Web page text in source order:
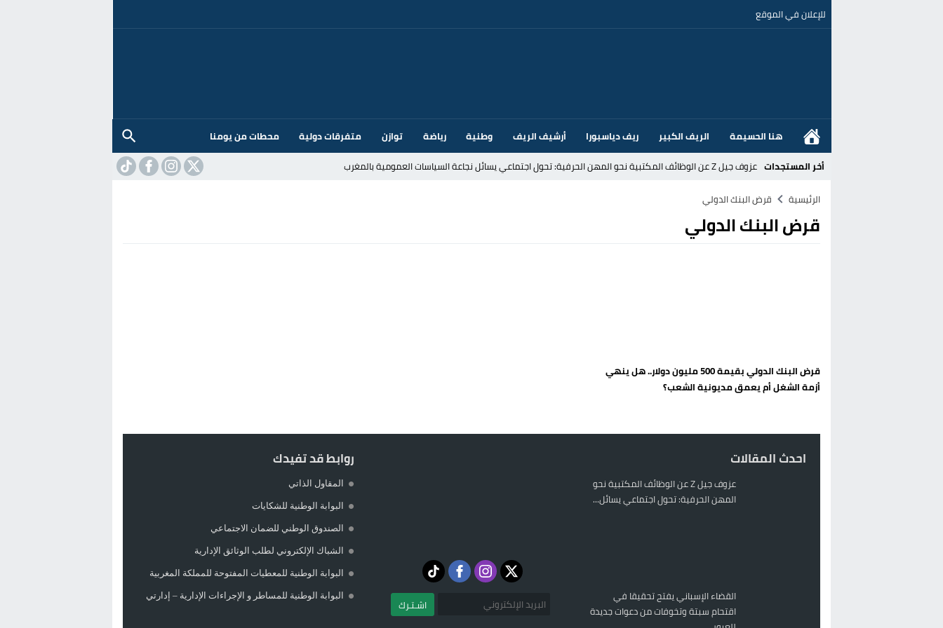
للإعلان في الموقع
هنا الحسيمة الريف الكبير ريف دياسبورا أرشيف الريف وطنية رياضة توازن متفرقات دولية
محطات من يومنا
أخر المستجدات عزوف جيل Z عن الوظائف المكتبية نحو المهن الحرفية: تحول اجتماعي يسائل نجاعة السياسات العمومية بالمغرب
القضاء الإسباني يفتح تحقيقا في اقتحام سبتة وتخوفات من دعوات جديدة للعبور
هل قطع أخنوش عطلته بأمر من الملك أم تحت ضغط إسباني؟ عودة مايوركا تفتح أسئلة ثقيلة
حريق بالمركب التجاري بالناظور يثير حالة استنفار أمني والوقاية المدنية تتدخل
الرئيسية قرض البنك الدولي
قرض البنك الدولي
قرض البنك الدولي بقيمة 500 مليون دولار.. هل ينهي
أزمة الشغل أم يعمق مديونية الشعب؟
احدث المقالات
عزوف جيل Z عن الوظائف المكتبية نحو
المهن الحرفية: تحول اجتماعي يسائل...
القضاء الإسباني يفتح تحقيقا في
اقتحام سبتة وتخوفات من دعوات جديدة
اشـتـرك
روابط قد تفيدك
المقاول الذاتي
البوابة الوطنية للشكايات
الصندوق الوطني للضمان الاجتماعي
الشباك الإلكتروني لطلب الوثائق الإدارية
البوابة الوطنية للمعطيات المفتوحة للمملكة المغربية
البوابة الوطنية للمساطر و الإجراءات الإدارية – إدارتي